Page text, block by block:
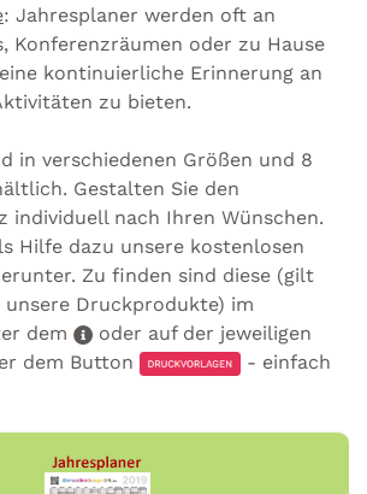
: Jahresplaner werden oft an
Konferenzräumen oder zu Hause
kontinuierliche Erinnerung an
zu bieten.
in verschiedenen Größen und 8
Gestalten Sie den
individuell nach Ihren Wünschen.
Hilfe dazu unsere kostenlosen
Zu finden sind diese (gilt
Druckprodukte) im
dem
oder auf der jeweiligen
dem Button
- einfach